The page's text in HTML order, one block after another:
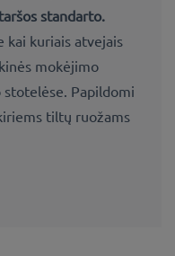
standarto.
kai kuriais atvejais
mokėjimo
Papildomi
tiltų ruožams